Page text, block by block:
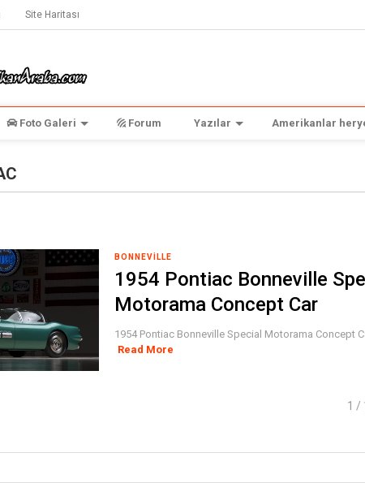
Site Haritası
Foto Galeri Forum Yazılar Amerikanlar
BONNEVILLE
1954 Pontiac Bonneville
Motorama Concept Car
1954 Pontiac Bonneville Special Motorama Concept
Read More
1 /